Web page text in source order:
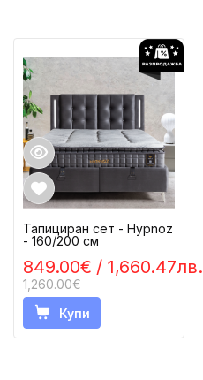
849.00€ / 1,660.47лв.
1,260.00€
Тапициран сет - Hypnoz
- 160/200 см
Купи